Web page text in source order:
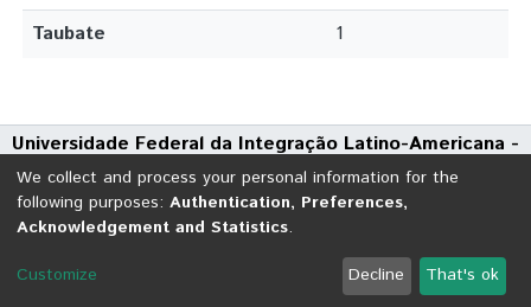
Taubate
1
Universidade Federal da Integração Latino-Americana -
UNILA
Avenida Tarquínio Joslin dos Santos, 1000 - Polo Universitário
CEP: 85870-650 | Foz do Iguaçu - Paraná
DSpace software
copyright © 2002-2026 LYRASIS
Send Feedback
We collect and process your personal information for the
following purposes: Authentication, Preferences,
Acknowledgement and Statistics.
Customize Decline That's ok